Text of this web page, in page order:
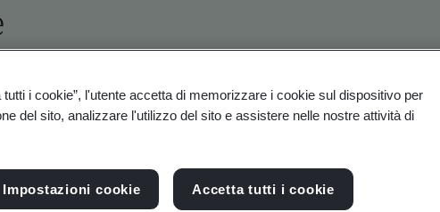
- Validation and Verification
i cookie”, l'utente accetta di memorizzare i cookie sul dispositivo per
del sito, analizzare l'utilizzo del sito e assistere nelle nostre attività di
Impostazioni cookie Accetta tutti i cookie